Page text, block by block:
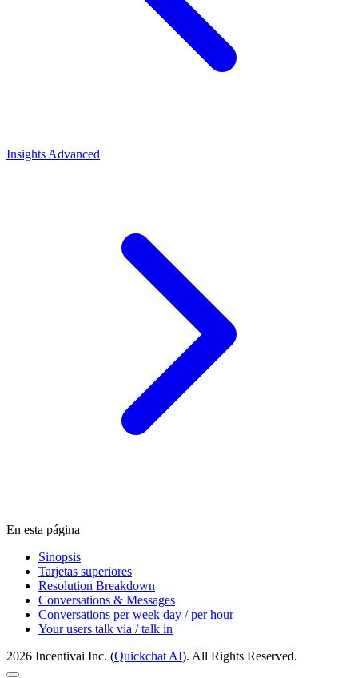
Insights Advanced
En esta página
Sinopsis
Tarjetas superiores
Resolution Breakdown
Conversations & Messages
Conversations per week day / per hour
Your users talk via / talk in
2026 Incentivai Inc. (Quickchat AI). All Rights Reserved.